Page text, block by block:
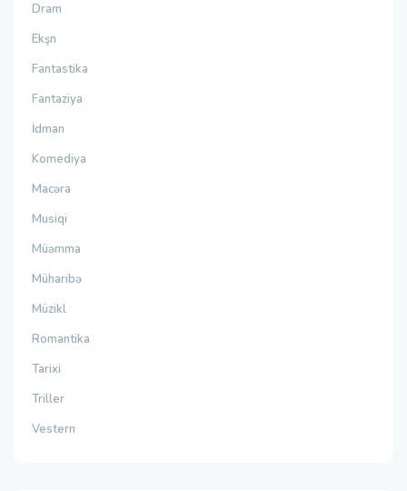
Dram
Ekşn
Fantastika
Fantaziya
İdman
Komediya
Macəra
Musiqi
Müəmma
Müharibə
Müzikl
Romantika
Tarixi
Triller
Vestern